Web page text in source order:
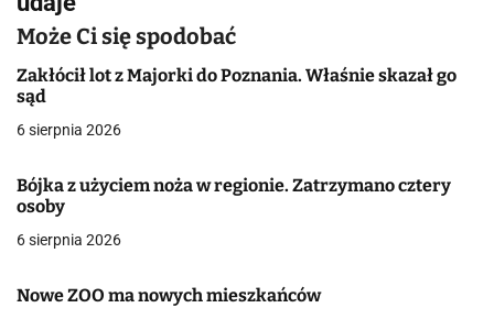
ponad 4
miliony
złotych."
a
c
j
a
w
p
s
Może Ci się spodobać
Zakłócił lot z Majorki do Poznania. Właśnie skazał go
sąd
6 sierpnia 2026
Bójka z użyciem noża w regionie. Zatrzymano cztery
osoby
6 sierpnia 2026
Nowe ZOO ma nowych mieszkańców